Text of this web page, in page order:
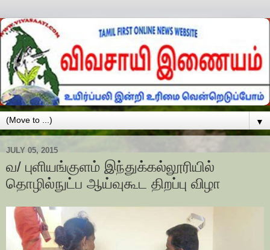
▼
JULY 05, 2015
வ/ புளியங்குளம் இந்துக்கல்லூரியில்
தொழில்நுட்ப ஆய்வுகூட திறப்பு விழா